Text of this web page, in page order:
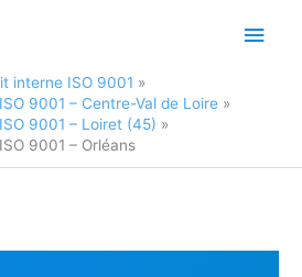
interne ISO 9001
9001 – Centre-Val de Loire
9001 – Loiret (45)
9001 – Orléans